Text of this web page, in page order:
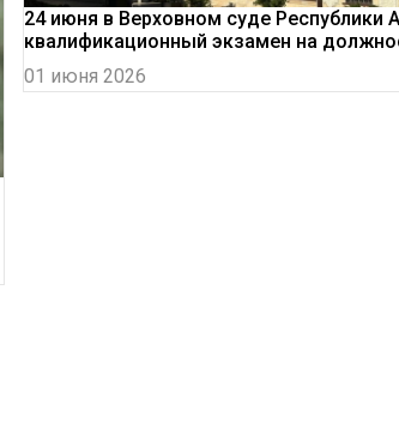
24 июня в Верховном суде Республики
квалификационный экзамен на
01 июня 2026